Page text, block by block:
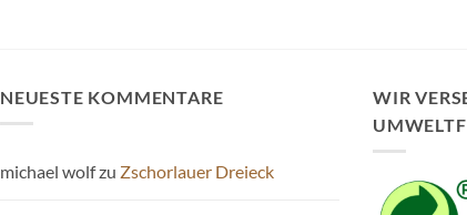
NEUESTE KOMMENTARE
michael wolfzu Zschorlauer Dreieck
WIR